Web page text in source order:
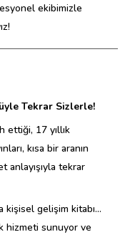
ekibimizle
Tekrar Sizlerle!
ettiği, 17 yıllık
kısa bir aranın
anlayışıyla tekrar
kişisel gelişim kitabı…
hizmeti sunuyor ve